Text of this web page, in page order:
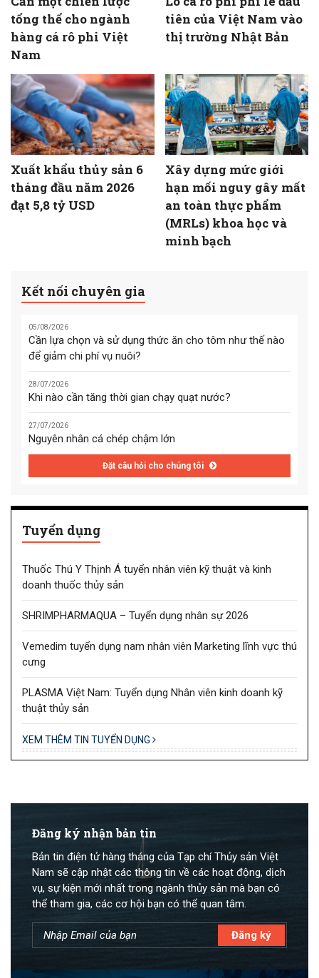
tổng thể cho ngành
hàng cá rô phi Việt
Nam
tiên của Việt Nam vào
thị trường Nhật Bản
Xuất khẩu thủy sản 6
tháng đầu năm 2026
đạt 5,8 tỷ USD
Xây dựng mức giới
hạn mối nguy gây mất
an toàn thực phẩm
(MRLs) khoa học và
minh bạch
Kết nối chuyên gia
05/08/2026
Cần lựa chọn và sử dụng thức ăn cho tôm như thế nào
để giảm chi phí vụ nuôi?
28/07/2026
Khi nào cần tăng thời gian chạy quạt nước?
27/07/2026
Nguyên nhân cá chép chậm lớn
Đặt câu hỏi cho chúng tôi
Tuyển dụng
Thuốc Thú Y Thịnh Á tuyển nhân viên kỹ thuật và kinh
doanh thuốc thủy sản
SHRIMPHARMAQUA – Tuyển dụng nhân sự 2026
Vemedim tuyển dụng nam nhân viên Marketing lĩnh vực thú
cưng
PLASMA Việt Nam: Tuyển dụng Nhân viên kinh doanh kỹ
thuật thủy sản
XEM THÊM TIN TUYỂN DỤNG
Đăng ký nhận bản tin
Bản tin điện tử hàng tháng của Tạp chí Thủy sản Việt
Nam sẽ cập nhật các thông tin về các hoạt động, dịch
vụ, sự kiện mới nhất trong ngành thủy sản mà bạn có
thể tham gia, các cơ hội bạn có thể quan tâm.